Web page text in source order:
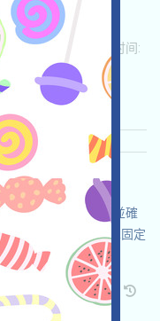
邀请
收录时间:
查阅详情
动页面，自行儘調並確
Waitlist獲得10AER固定
ETH/ERC/EVM
邀请